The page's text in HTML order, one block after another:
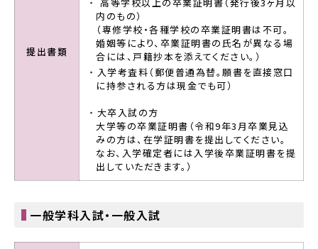
提出書類
内のもの）
（専修学校・各種学校の卒業証明書は不可。
婚姻等により、卒業証明書の氏名が異なる場
合には、戸籍抄本を添えてください。）
入学考査料（郵便普通為替。願書を直接窓口
に持参される方は現金でも可）
大卒入試の方
大学等の卒業証明書（令和9年3月卒業見込
みの方は、在学証明書を提出してください。
なお、入学確定者には入学後卒業証明書を提
出していただきます。）
一般学科入試・一般入試